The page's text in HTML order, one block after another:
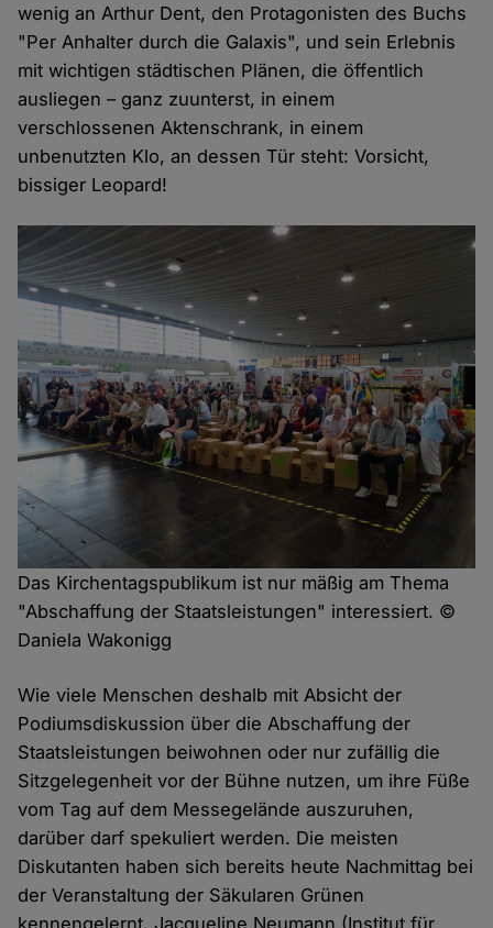
wenig an Arthur Dent, den Protagonisten des Buchs
"Per Anhalter durch die Galaxis", und sein Erlebnis
mit wichtigen städtischen Plänen, die öffentlich
ausliegen – ganz zuunterst, in einem
verschlossenen Aktenschrank, in einem
unbenutzten Klo, an dessen Tür steht: Vorsicht,
bissiger Leopard!
Das Kirchentagspublikum ist nur mäßig am Thema
"Abschaffung der Staatsleistungen" interessiert. ©
Daniela Wakonigg
Wie viele Menschen deshalb mit Absicht der
Podiumsdiskussion über die Abschaffung der
Staatsleistungen beiwohnen oder nur zufällig die
Sitzgelegenheit vor der Bühne nutzen, um ihre Füße
vom Tag auf dem Messegelände auszuruhen,
darüber darf spekuliert werden. Die meisten
Diskutanten haben sich bereits heute Nachmittag bei
der Veranstaltung der Säkularen Grünen
kennengelernt. Jacqueline Neumann (Institut für